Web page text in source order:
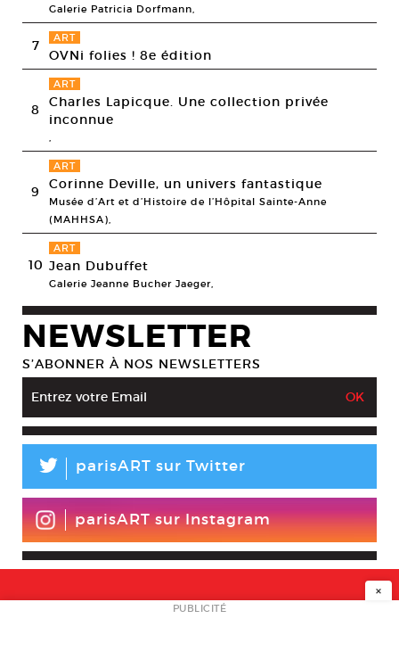
Galerie Patricia Dorfmann,
7 ART
OVNi folies ! 8e édition
8
ART
Charles Lapicque. Une collection privée
inconnue
,
9
ART
Corinne Deville, un univers fantastique
Musée d’Art et d’Histoire de l’Hôpital Sainte-Anne
(MAHHSA),
10
ART
Jean Dubuffet
Galerie Jeanne Bucher Jaeger,
NEWSLETTER
S’ABONNER À NOS NEWSLETTERS
L parisART sur Twitter
parisART sur Instagram
NEWSLETTER
×
PUBLICITÉ